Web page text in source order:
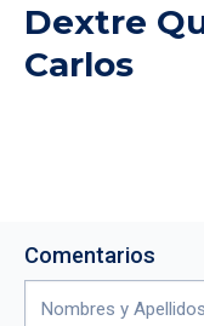
Dextre
Carlos
Comentarios